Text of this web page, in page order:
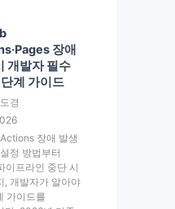
장애
개발자 필수
계 가이드
경
장애 발생
정 방법부터
이프라인 중단 시
, 개발자가 알아야
가이드를